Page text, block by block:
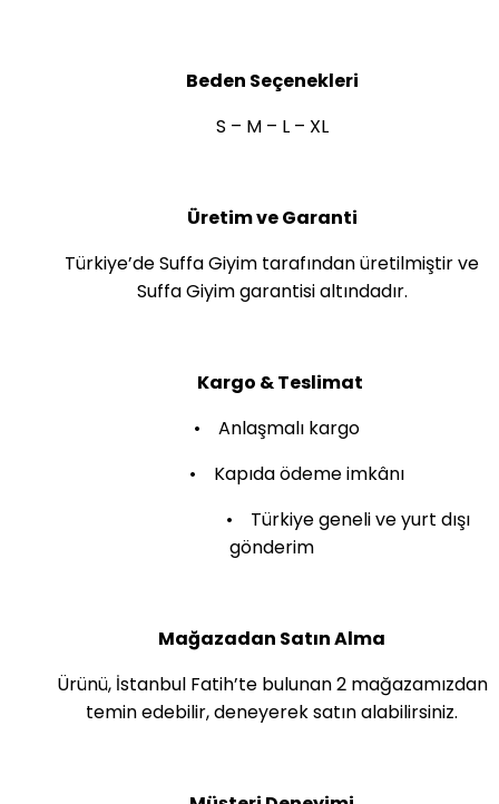
Beden Seçenekleri
S – M – L – XL
Üretim ve Garanti
Türkiye’de Suffa Giyim tarafından üretilmiştir ve
Suffa Giyim garantisi altındadır.
Kargo & Teslimat
• Anlaşmalı kargo
• Kapıda ödeme imkânı
• Türkiye geneli ve yurt dışı
gönderim
Mağazadan Satın Alma
Ürünü, İstanbul Fatih’te bulunan 2 mağazamızdan
temin edebilir, deneyerek satın alabilirsiniz.